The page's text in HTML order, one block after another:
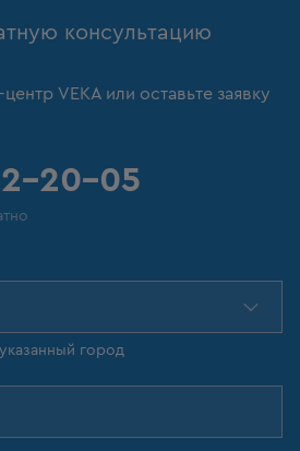
консультацию
VEKA или оставьте заявку
20-05
город